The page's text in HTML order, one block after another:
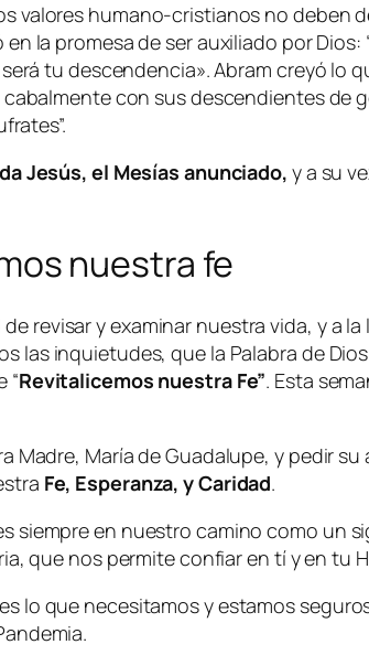
valores humano-cristianos no deben
la promesa de ser auxiliado por Dios:
tu descendencia». Abram creyó lo
con sus descendientes de
Jesús, el Mesías anunciado, y a su
nuestra fe
revisar y examinar nuestra vida, y a
las inquietudes, que la Palabra de
“Revitalicemos nuestra Fe”. Esta
Madre, María de Guadalupe, y pedir
Fe, Esperanza, y Caridad.
siempre en nuestro camino como un
que nos permite confiar en tí y en tu
lo que necesitamos y estamos